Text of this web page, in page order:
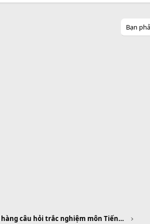
Bạn
Ngân hàng câu hỏi trắc nghiệm môn Tiếng Anh